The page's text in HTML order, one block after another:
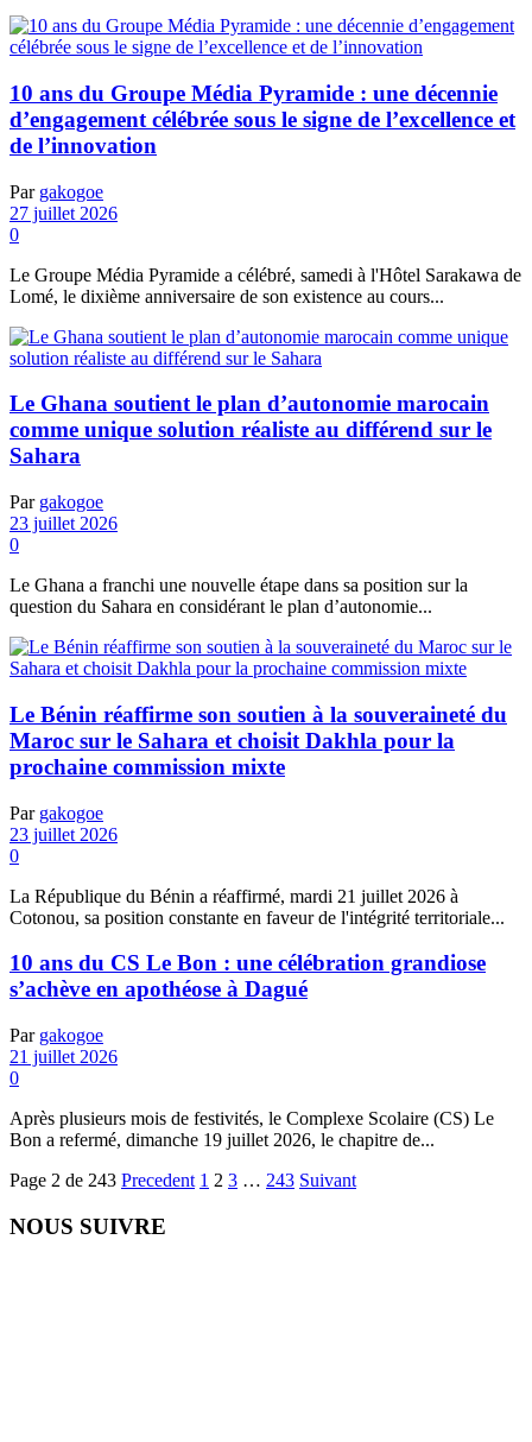
10 ans du Groupe Média Pyramide : une décennie
d’engagement célébrée sous le signe de l’excellence et
de l’innovation
Par gakogoe
27 juillet 2026
0
Le Groupe Média Pyramide a célébré, samedi à l'Hôtel Sarakawa de
Lomé, le dixième anniversaire de son existence au cours...
Le Ghana soutient le plan d’autonomie marocain
comme unique solution réaliste au différend sur le
Sahara
Par gakogoe
23 juillet 2026
0
Le Ghana a franchi une nouvelle étape dans sa position sur la
question du Sahara en considérant le plan d’autonomie...
Le Bénin réaffirme son soutien à la souveraineté du
Maroc sur le Sahara et choisit Dakhla pour la
prochaine commission mixte
Par gakogoe
23 juillet 2026
0
La République du Bénin a réaffirmé, mardi 21 juillet 2026 à
Cotonou, sa position constante en faveur de l'intégrité territoriale...
10 ans du CS Le Bon : une célébration grandiose
s’achève en apothéose à Dagué
Par gakogoe
21 juillet 2026
0
Après plusieurs mois de festivités, le Complexe Scolaire (CS) Le
Bon a refermé, dimanche 19 juillet 2026, le chapitre de...
Page 2 de 243 Precedent 1 2 3 … 243 Suivant
NOUS SUIVRE